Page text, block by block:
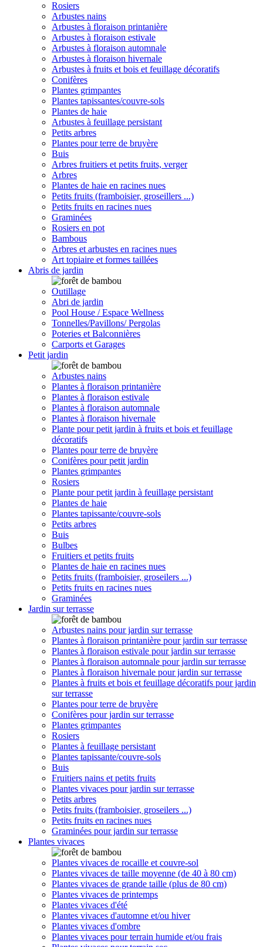
Rosiers
Arbustes nains
Arbustes à floraison printanière
Arbustes à floraison estivale
Arbustes à floraison automnale
Arbustes à floraison hivernale
Arbustes à fruits et bois et feuillage décoratifs
Conifères
Plantes grimpantes
Plantes tapissantes/couvre-sols
Plantes de haie
Arbustes à feuillage persistant
Petits arbres
Plantes pour terre de bruyère
Buis
Arbres fruitiers et petits fruits, verger
Arbres
Plantes de haie en racines nues
Petits fruits (framboisier, groseillers ...)
Petits fruits en racines nues
Graminées
Rosiers en pot
Bambous
Arbres et arbustes en racines nues
Art topiaire et formes taillées
Abris de jardin
Outillage
Abri de jardin
Pool House / Espace Wellness
Tonnelles/Pavillons/ Pergolas
Poteries et Balconnières
Carports et Garages
Petit jardin
Arbustes nains
Plantes à floraison printanière
Plantes à floraison estivale
Plantes à floraison automnale
Plantes à floraison hivernale
Plante pour petit jardin à fruits et bois et feuillage
décoratifs
Plantes pour terre de bruyère
Conifères pour petit jardin
Plantes grimpantes
Rosiers
Plante pour petit jardin à feuillage persistant
Plantes de haie
Plantes tapissante/couvre-sols
Petits arbres
Buis
Bulbes
Fruitiers et petits fruits
Plantes de haie en racines nues
Petits fruits (framboisier, groseilers ...)
Petits fruits en racines nues
Graminées
Jardin sur terrasse
Arbustes nains pour jardin sur terrasse
Plantes à floraison printanière pour jardin sur terrasse
Plantes à floraison estivale pour jardin sur terrasse
Plantes à floraison automnale pour jardin sur terrasse
Plantes à floraison hivernale pour jardin sur terrasse
Plantes à fruits et bois et feuillage décoratifs pour jardin
sur terrasse
Plantes pour terre de bruyère
Conifères pour jardin sur terrasse
Plantes grimpantes
Rosiers
Plantes à feuillage persistant
Plantes tapissante/couvre-sols
Buis
Fruitiers nains et petits fruits
Plantes vivaces pour jardin sur terrasse
Petits arbres
Petits fruits (framboisier, groseilers ...)
Petits fruits en racines nues
Graminées pour jardin sur terrasse
Plantes vivaces
Plantes vivaces de rocaille et couvre-sol
Plantes vivaces de taille moyenne (de 40 à 80 cm)
Plantes vivaces de grande taille (plus de 80 cm)
Plantes vivaces de printemps
Plantes vivaces d'été
Plantes vivaces d'automne et/ou hiver
Plantes vivaces d'ombre
Plantes vivaces pour terrain humide et/ou frais